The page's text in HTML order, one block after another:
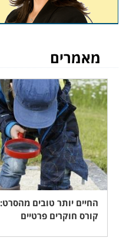
מאמרים
החיים יותר טובים מהסרט:
קורס חוקרים פרטיים